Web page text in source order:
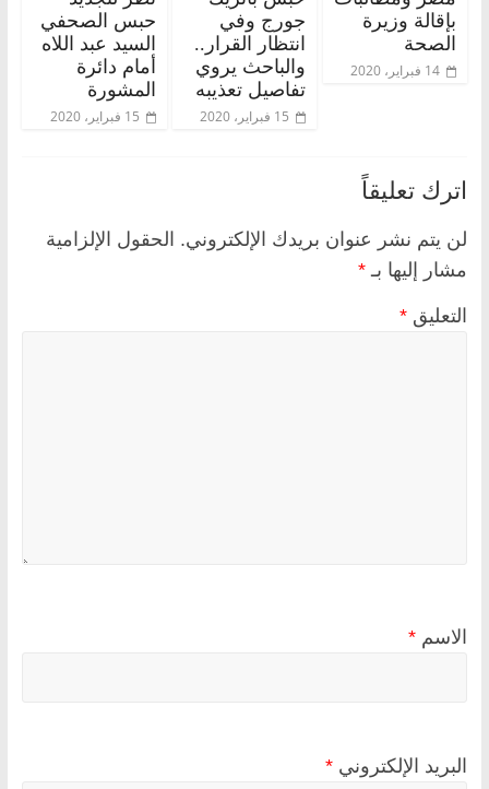
بإقالة وزيرة
الصحة
14 فبراير، 2020
جورج وفي
انتظار القرار..
والباحث يروي
تفاصيل تعذيبه
15 فبراير، 2020
حبس الصحفي
السيد عبد اللاه
أمام دائرة
المشورة
15 فبراير، 2020
اترك تعليقاً
لن يتم نشر عنوان بريدك الإلكتروني. الحقول الإلزامية
مشار إليها بـ *
التعليق *
الاسم *
البريد الإلكتروني *